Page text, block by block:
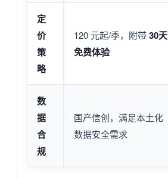
定
价
策
略
120 元起/季，附带30天
免费体验
数
据
合
规
国产信创，满足本土化
数据安全需求